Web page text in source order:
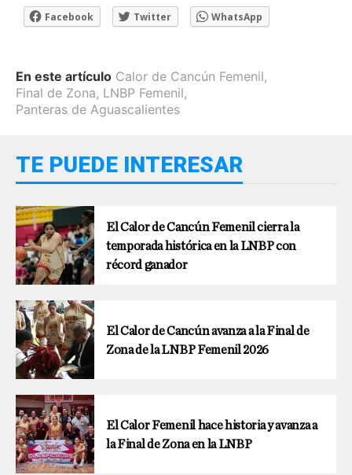
Facebook Twitter WhatsApp
En este artículo Calor de Cancún Femenil,
Final de Zona, LNBP Femenil,
Panteras de Aguascalientes
TE PUEDE INTERESAR
El Calor de Cancún Femenil cierra la
temporada histórica en la LNBP con
récord ganador
El Calor de Cancún avanza a la Final de
Zona de la LNBP Femenil 2026
El Calor Femenil hace historia y avanza a
la Final de Zona en la LNBP